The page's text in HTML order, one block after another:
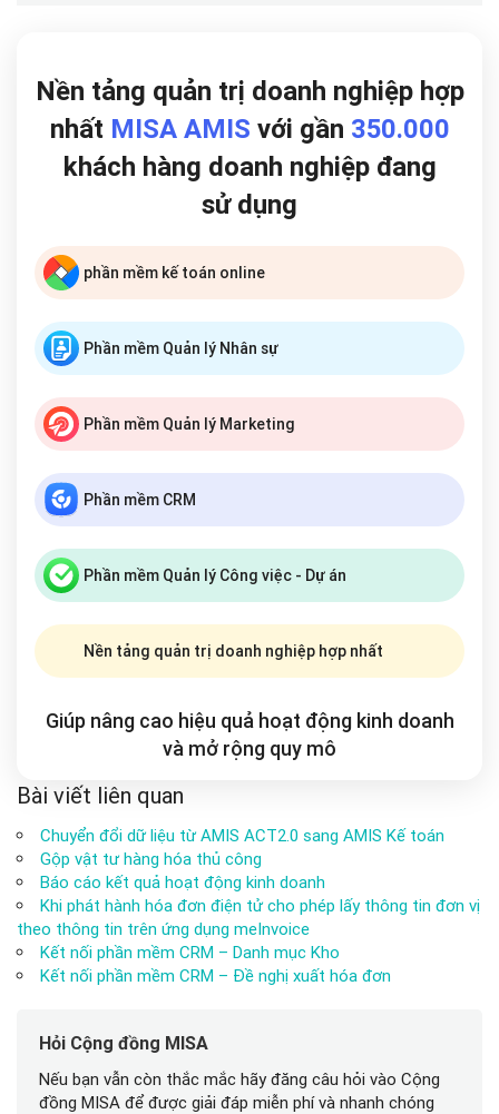
Nền tảng quản trị doanh nghiệp hợp
nhất MISA AMIS với gần 350.000
khách hàng doanh nghiệp đang
sử dụng
phần mềm kế toán online
Phần mềm Quản lý Nhân sự
Phần mềm Quản lý Marketing
Phần mềm CRM
Phần mềm Quản lý Công việc - Dự án
Nền tảng quản trị doanh nghiệp hợp nhất
Giúp nâng cao hiệu quả hoạt động kinh doanh
và mở rộng quy mô
Bài viết liên quan
Chuyển đổi dữ liệu từ AMIS ACT2.0 sang AMIS Kế toán
Gộp vật tư hàng hóa thủ công
Báo cáo kết quả hoạt động kinh doanh
Khi phát hành hóa đơn điện tử cho phép lấy thông tin đơn vị
theo thông tin trên ứng dụng meInvoice
Kết nối phần mềm CRM – Danh mục Kho
Kết nối phần mềm CRM – Đề nghị xuất hóa đơn
Hỏi Cộng đồng MISA
Nếu bạn vẫn còn thắc mắc hãy đăng câu hỏi vào Cộng
đồng MISA để được giải đáp miễn phí và nhanh chóng